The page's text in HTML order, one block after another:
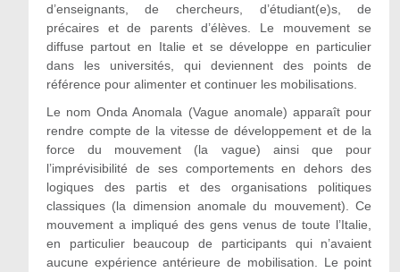
d’enseignants, de chercheurs, d’étudiant(e)s, de
précaires et de parents d’élèves. Le mouvement se
diffuse partout en Italie et se développe en particulier
dans les universités, qui deviennent des points de
référence pour alimenter et continuer les mobilisations.
Le nom Onda Anomala (Vague anomale) apparaît pour
rendre compte de la vitesse de développement et de la
force du mouvement (la vague) ainsi que pour
l’imprévisibilité de ses comportements en dehors des
logiques des partis et des organisations politiques
classiques (la dimension anomale du mouvement). Ce
mouvement a impliqué des gens venus de toute l’Italie,
en particulier beaucoup de participants qui n’avaient
aucune expérience antérieure de mobilisation. Le point